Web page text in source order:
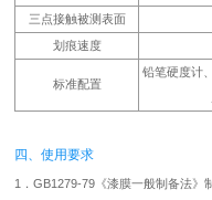
三点接触被测表面
划痕速度
标准配置
铅笔硬度计
四、使用要求
1．GB1279-79《漆膜一般制备法》